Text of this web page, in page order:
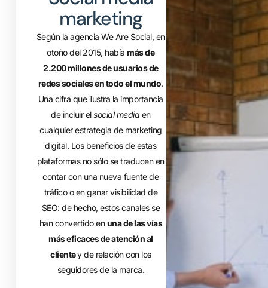
marketing
Según la agencia We Are Social, en
otoño del 2015, habíamás de
2.200 millones de usuarios de
redes sociales en todo el mundo.
Una cifra que ilustra la importancia
de incluir elsocial media en
cualquier estrategia de marketing
digital. Los beneficios de estas
plataformas no sólo se traducen en
contar con una nueva fuente de
tráfico o en ganar visibilidad de
SEO: de hecho, estos canales se
han convertido enuna de las vías
más eficaces de atención al
clientey de relación con los
seguidores de la marca.